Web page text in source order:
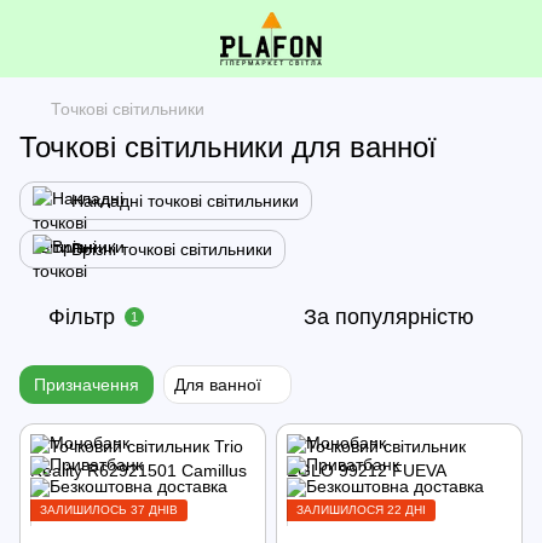
Точкові світильники
Точкові світильники для ванної
Накладні точкові світильники
Врізні точкові світильники
Фільтр 1 За популярністю
Призначення Для ванної
ЗАЛИШИЛОСЬ 37 ДНІВ ЗАЛИШИЛОСЯ 22 ДНІ